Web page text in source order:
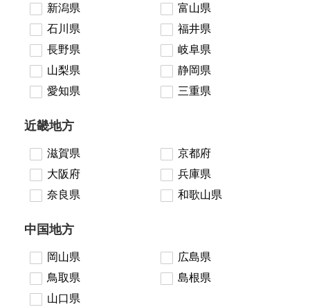
新潟県
富山県
石川県
福井県
長野県
岐阜県
山梨県
静岡県
愛知県
三重県
近畿地方
滋賀県
京都府
大阪府
兵庫県
奈良県
和歌山県
中国地方
岡山県
広島県
鳥取県
島根県
山口県